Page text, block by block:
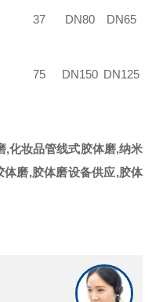
37 DN80 DN65
75 DN150 DN125
,化妆品管线式胶体磨,纳米
体磨,胶体磨设备供应,胶体